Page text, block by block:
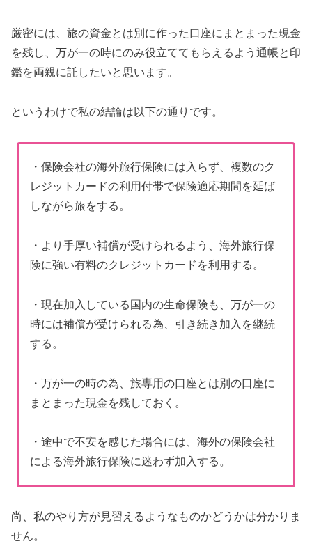
厳密には、旅の資金とは別に作った口座にまとまった現金
を残し、万が一の時にのみ役立ててもらえるよう通帳と印
鑑を両親に託したいと思います。
というわけで私の結論は以下の通りです。
・保険会社の海外旅行保険には入らず、複数のク
レジットカードの利用付帯で保険適応期間を延ば
しながら旅をする。
・より手厚い補償が受けられるよう、海外旅行保
険に強い有料のクレジットカードを利用する。
・現在加入している国内の生命保険も、万が一の
時には補償が受けられる為、引き続き加入を継続
する。
・万が一の時の為、旅専用の口座とは別の口座に
まとまった現金を残しておく。
・途中で不安を感じた場合には、海外の保険会社
による海外旅行保険に迷わず加入する。
尚、私のやり方が見習えるようなものかどうかは分かりま
せん。